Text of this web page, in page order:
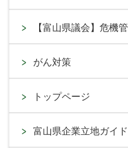
【富山県議会】危機
がん対策
トップページ
富山県企業立地ガイ